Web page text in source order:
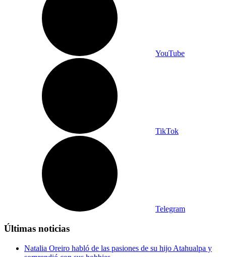
YouTube
TikTok
Telegram
Últimas noticias
Natalia Oreiro habló de las pasiones de su hijo Atahualpa y